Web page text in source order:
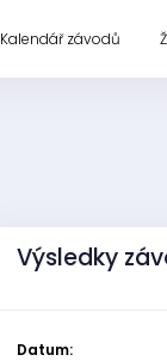
Kalendář závodů
Výsledky
Datum: